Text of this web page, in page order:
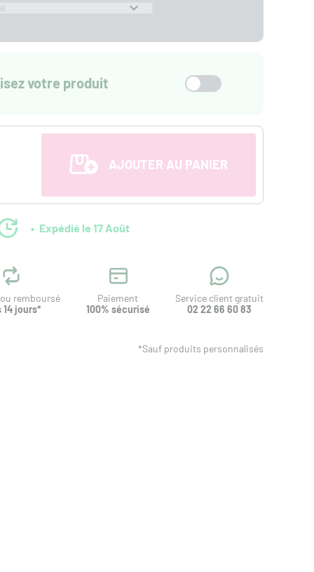
votre produit
AJOUTER AU PANIER
Expédié le 17 Août
remboursé
14 jours*
Paiement
100% sécurisé
Service client gratuit
02 22 66 60 83
*Sauf produits personnalisés